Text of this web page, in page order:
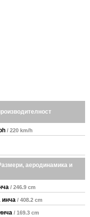
/ 220 km/h
аеродинамика и
/ 246.9 cm
инча / 408.2 cm
/ 169.3 cm